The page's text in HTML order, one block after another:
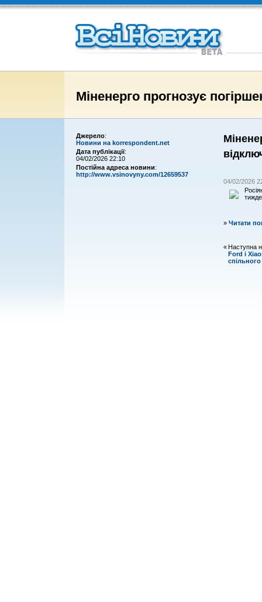
Міненерго прогнозує
Джерело:
Новини на korrespondent.net
Дата публікації:
04/02/2026 22:10
Постійна адреса новини:
http://www.vsinovyny.com/12659537
04/02/2026
» Читати
«Наступна
Ford і